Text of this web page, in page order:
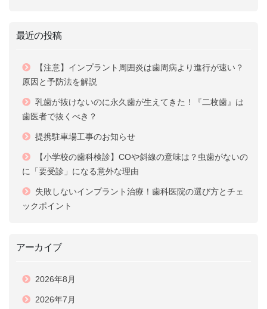
最近の投稿
【注意】インプラント周囲炎は歯周病より進行が速い？
原因と予防法を解説
乳歯が抜けないのに永久歯が生えてきた！『二枚歯』は
歯医者で抜くべき？
提携駐車場工事のお知らせ
【小学校の歯科検診】COや斜線の意味は？虫歯がないの
に「要受診」になる意外な理由
失敗しないインプラント治療！歯科医院の選び方とチェ
ックポイント
アーカイブ
2026年8月
2026年7月